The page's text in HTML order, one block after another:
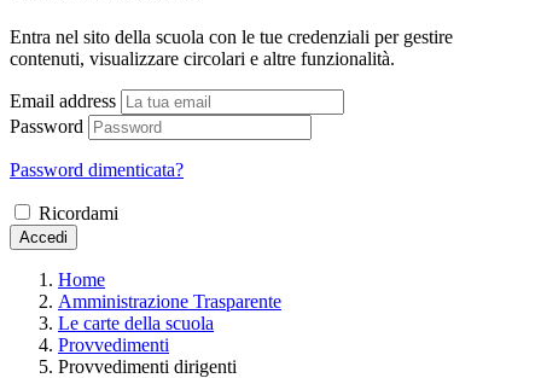
Entra nel sito della scuola con le tue credenziali per gestire
contenuti, visualizzare circolari e altre funzionalità.
Email address
Password
Password dimenticata?
Ricordami
Accedi
Home
Amministrazione Trasparente
Le carte della scuola
Provvedimenti
Provvedimenti dirigenti